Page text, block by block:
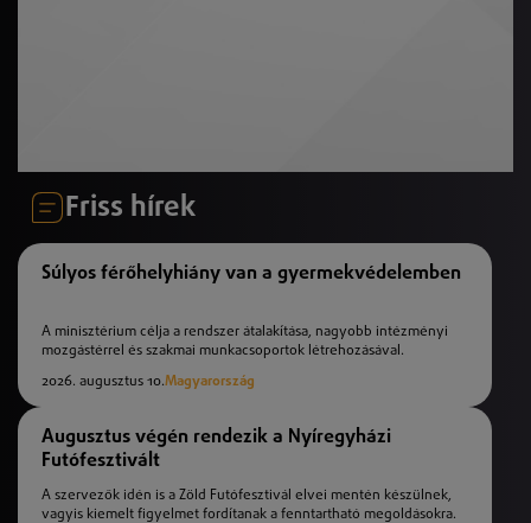
Friss hírek
Súlyos férőhelyhiány van a gyermekvédelemben
A minisztérium célja a rendszer átalakítása, nagyobb intézményi
mozgástérrel és szakmai munkacsoportok létrehozásával.
2026. augusztus 10.Magyarország
Augusztus végén rendezik a Nyíregyházi
Futófesztivált
A szervezők idén is a Zöld Futófesztivál elvei mentén készülnek,
vagyis kiemelt figyelmet fordítanak a fenntartható megoldásokra.